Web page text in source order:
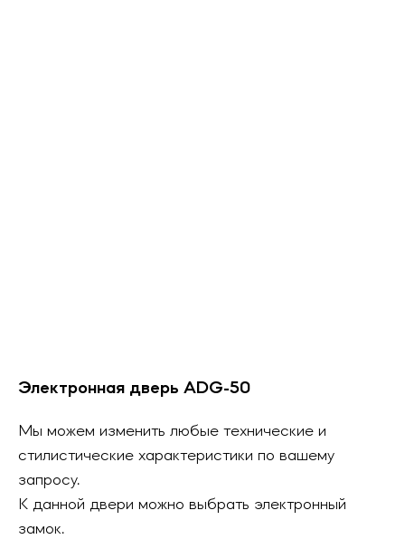
Электронная дверь ADG-50
Мы можем изменить любые технические и
стилистические характеристики по вашему
запросу.
К данной двери можно выбрать электронный
замок.